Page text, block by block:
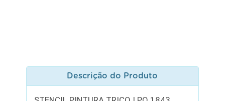
Descrição do Produto